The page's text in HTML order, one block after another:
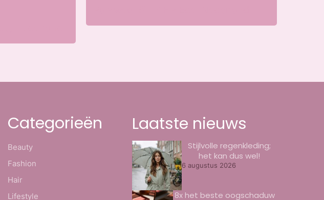
Categorieën
Beauty
Fashion
Hair
Lifestyle
Laatste nieuws
Stijlvolle regenkleding;
het kan dus wel!
6 augustus 2026
8x het beste oogschaduw